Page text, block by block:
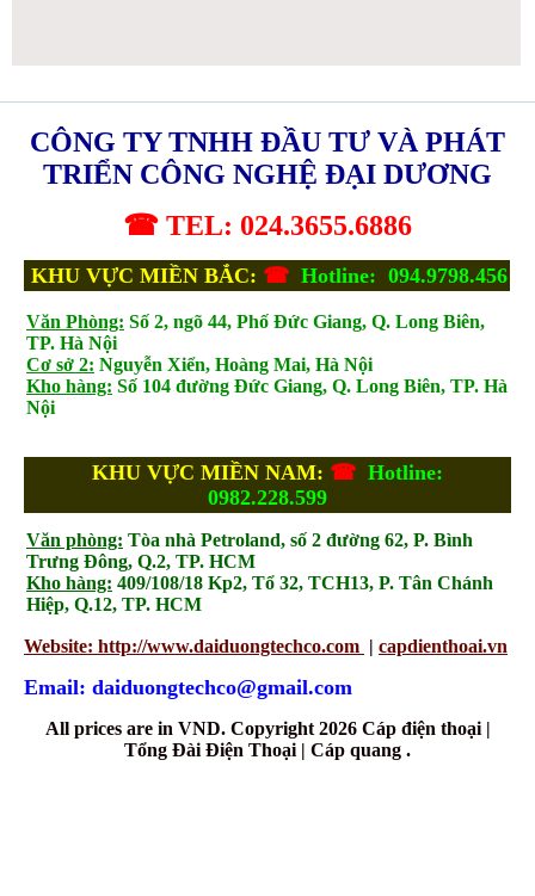
CÔNG TY TNHH ĐẦU TƯ VÀ PHÁT
TRIỂN CÔNG NGHỆ ĐẠI DƯƠNG
☎ TEL: 024.3655.6886
KHU VỰC MIỀN BẮC: ☎ Hotline: 094.9798.456
Văn Phòng: Số 2, ngõ 44, Phố Đức Giang, Q. Long Biên,
TP. Hà Nội
Cơ sở 2: Nguyễn Xiển, Hoàng Mai, Hà Nội
Kho hàng: Số 104 đường Đức Giang, Q. Long Biên, TP. Hà
Nội
KHU VỰC MIỀN NAM: ☎ Hotline:
0982.228.599
Văn phòng: Tòa nhà Petroland, số 2 đường 62, P. Bình
Trưng Đông, Q.2, TP. HCM
Kho hàng: 409/108/18 Kp2, Tổ 32, TCH13, P. Tân Chánh
Hiệp, Q.12, TP. HCM
Website: http://www.daiduongtechco.com | capdienthoai.vn
Email: daiduongtechco@gmail.com
All prices are in VND. Copyright 2026 Cáp điện thoại |
Tổng Đài Điện Thoại | Cáp quang .